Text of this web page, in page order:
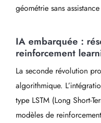
géométrie sans
IA embarquée :
reinforcement
La seconde révolution
algorithmique.
type LSTM (Long Short-
modèles de